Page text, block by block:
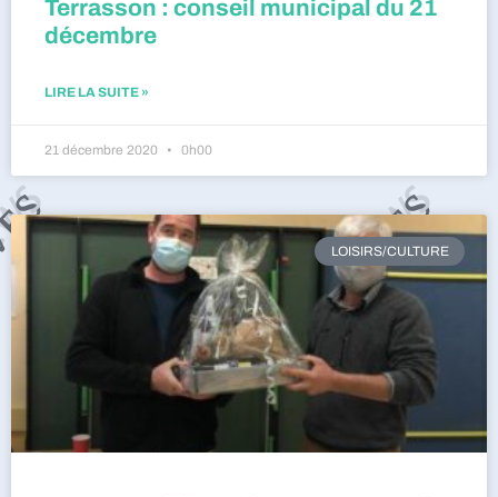
Terrasson : conseil municipal du 21
décembre
LIRE LA SUITE »
21 décembre 2020 0h00
LOISIRS/CULTURE